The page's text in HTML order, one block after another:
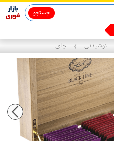
جستجو
نوشیدنی ❯ چای